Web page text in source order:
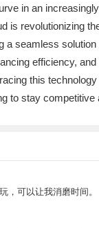
in an
is revolutionizing
a seamless solution
efficiency,
this
to stay
，可以让我消磨时间。